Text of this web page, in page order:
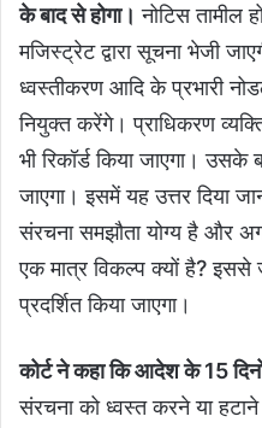
के बाद से होगा। नोटिस तामील
मजिस्ट्रेट द्वारा सूचना भेजी
ध्वस्तीकरण आदि के प्रभारी
नियुक्त करेंगे। प्राधिकरण
भी रिकॉर्ड किया जाएगा।
जाएगा। इसमें यह उत्तर दिया
संरचना समझौता योग्य है और
एक मात्र विकल्प क्यों है?
प्रदर्शित किया जाएगा।
कोर्ट ने कहा कि आदेश के 15
संरचना को ध्वस्त करने या